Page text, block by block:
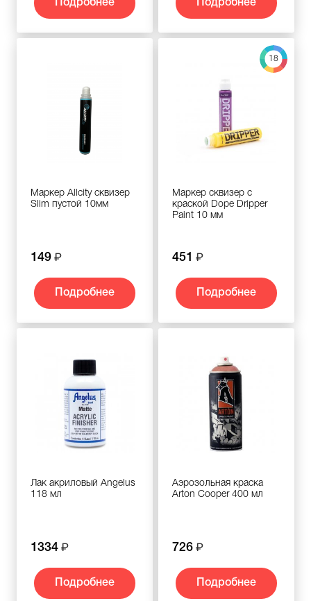
Подробнее Подробнее
Маркер Allcity сквизер
Slim пустой 10мм
149
Подробнее
18
Маркер сквизер с
краской Dope Dripper
Paint 10 мм
451
Подробнее
Лак акриловый Angelus
118 мл
1334
Подробнее
Аэрозольная краска
Arton Cooper 400 мл
726
Подробнее